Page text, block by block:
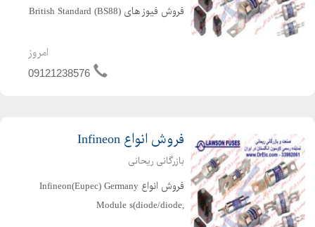
فروش فیوز های British Standard (BS88)
، TB ، TBC ، TKF ، TIS ، TIA ، PTC ،
TFP ، و غیره با مارک لاوسن انگلستان در
امروز
09121238576
فروش انواع Infineon
بازرگانی ریحانی
فروش انواع Infineon(Eupec) Germany
Module s(diode/diode,